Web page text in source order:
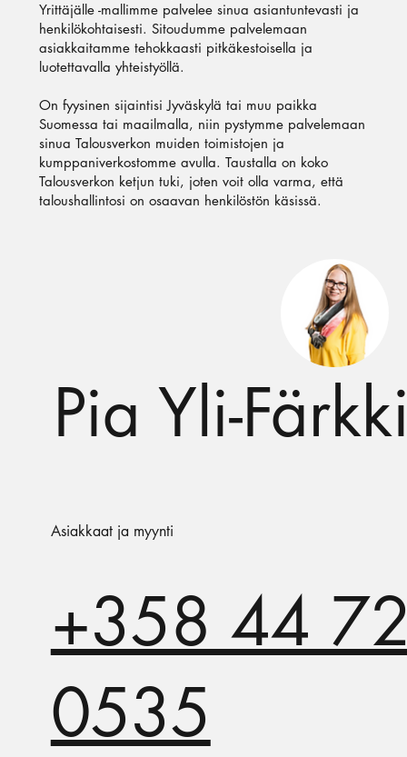
Pia Yli-
Asiakkaat ja myynti
+358 44
0535
Yrittäjälle -mallimme palvelee sinua asiantuntevasti ja
henkilökohtaisesti. Sitoudumme palvelemaan
asiakkaitamme tehokkaasti pitkäkestoisella ja
luotettavalla yhteistyöllä.
On fyysinen sijaintisi Jyväskylä tai muu paikka
Suomessa tai maailmalla, niin pystymme palvelemaan
sinua Talousverkon muiden toimistojen ja
kumppaniverkostomme avulla. Taustalla on koko
Talousverkon ketjun tuki, joten voit olla varma, että
taloushallintosi on osaavan henkilöstön käsissä.